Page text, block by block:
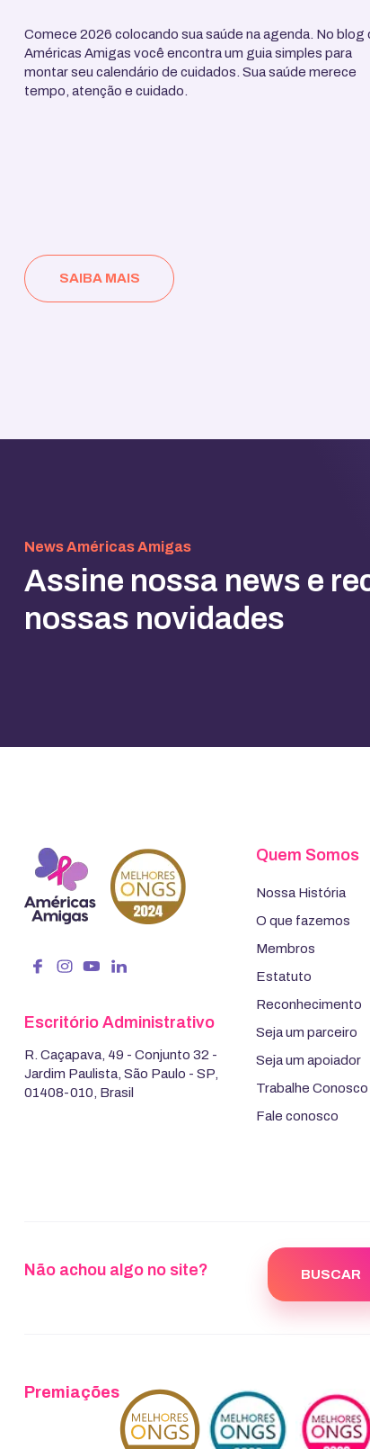
Comece 2026 colocando sua saúde na agenda. No blog
Américas Amigas você encontra um guia simples para
montar seu calendário de cuidados. Sua saúde merece
tempo, atenção e cuidado.
SAIBA MAIS
News Américas Amigas
Assine nossa news e
nossas novidades
Escritório Administrativo
R. Caçapava, 49 - Conjunto 32 -
Jardim Paulista, São Paulo - SP,
01408-010, Brasil
Quem Somos
Nossa História
O que fazemos
Membros
Estatuto
Reconhecimento
Seja um parceiro
Seja um apoiador
Trabalhe Conosco
Fale conosco
Não achou algo no site?
Premiações